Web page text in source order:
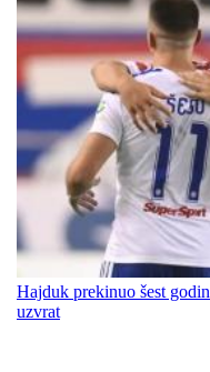
Hajduk prekinuo šest
uzvrat